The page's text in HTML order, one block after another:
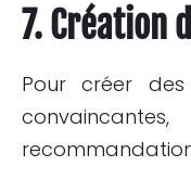
7. Création
Pour créer